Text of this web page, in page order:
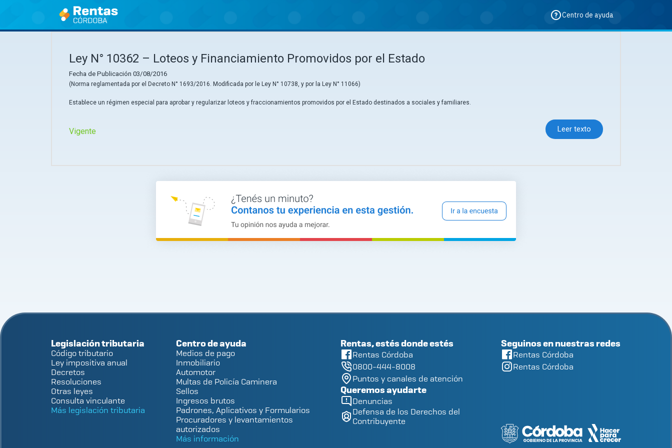
Centro de ayuda
Ley N° 10362 – Loteos y Financiamiento Promovidos por el Estado
Fecha de Publicación 03/08/2016
(Norma reglamentada por el Decreto N° 1693/2016. Modificada por le Ley N° 10738, y por la Ley N° 11066)
Establece un régimen especial para aprobar y regularizar loteos y fraccionamientos promovidos por el Estado destinados a sociales y familiares.
Vigente Leer texto